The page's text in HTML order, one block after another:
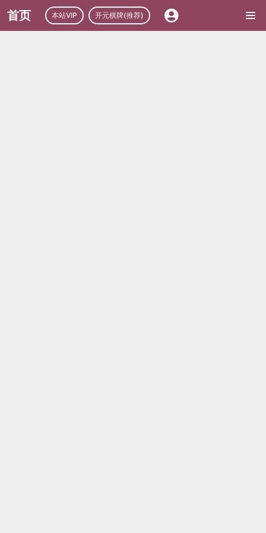
首页 本站VIP 开元棋牌(推荐)